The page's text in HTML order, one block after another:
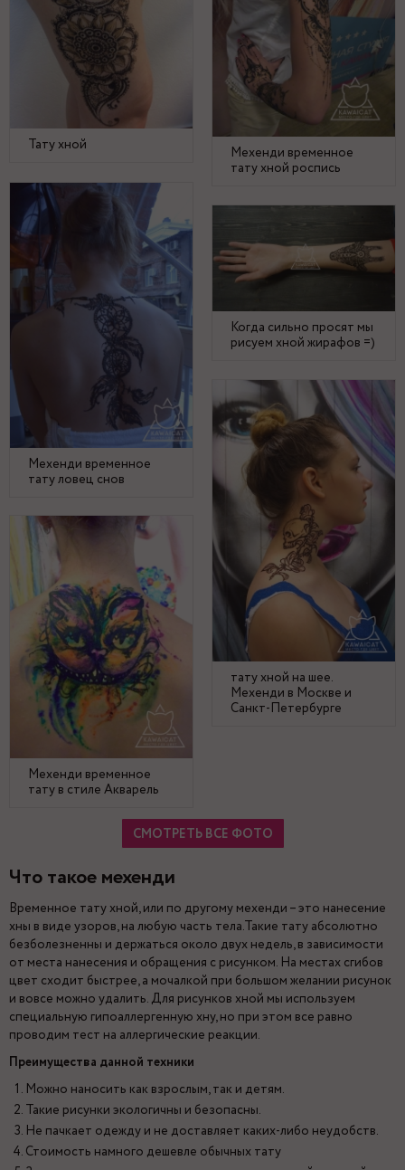
Мехенди временное
тату хной роспись
Тату хной
Мехенди временное
тату ловец снов
Когда сильно просят мы
рисуем хной жирафов =)
тату хной на шее.
Мехенди в Москве и
Санкт-Петербурге
Мехенди временное
тату в стиле Акварель
СМОТРЕТЬ ВСЕ ФОТО
Что такое мехенди
Временное тату хной, или по другому мехенди – это нанесение
хны в виде узоров, на любую часть тела.Такие тату абсолютно
безболезненны и держаться около двух недель, в зависимости
от места нанесения и обращения с рисунком. На местах сгибов
цвет сходит быстрее, а мочалкой при большом желании рисунок
и вовсе можно удалить. Для рисунков хной мы используем
специальную гипоаллергенную хну, но при этом все равно
проводим тест на аллергические реакции.
Преимущества данной техники
Можно наносить как взрослым, так и детям.
Такие рисунки экологичны и безопасны.
Не пачкает одежду и не доставляет каких-либо неудобств.
Стоимость намного дешевле обычных тату